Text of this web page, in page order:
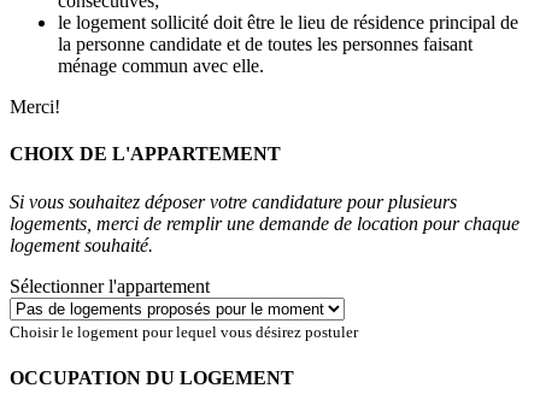
le logement sollicité doit être le lieu de résidence principal de
la personne candidate et de toutes les personnes faisant
ménage commun avec elle.
Merci!
CHOIX DE L'APPARTEMENT
Si vous souhaitez déposer votre candidature pour plusieurs
logements, merci de remplir une demande de location pour chaque
logement souhaité.
Sélectionner l'appartement
Choisir le logement pour lequel vous désirez postuler
OCCUPATION DU LOGEMENT